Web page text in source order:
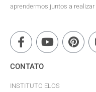
aprendermos juntos a
CONTATO
INSTITUTO ELOS